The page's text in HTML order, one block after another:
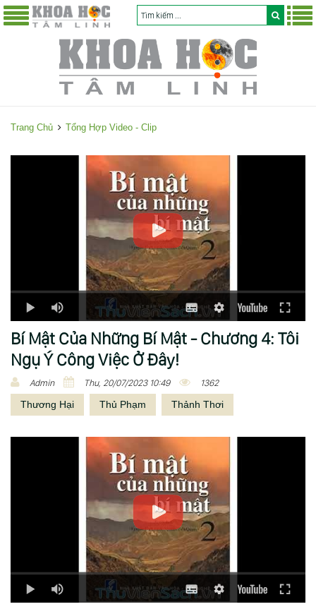
Trang Chủ Tổng Hợp Video - Clip
i
d
e
o
l
Bí Mật Của Những Bí Mật - Chương 4: Tôi
Ngụ Ý Công Việc Ở Đây!
Admin Thu, 20/07/2023 10:49 1362
Thương Hại Thủ Phạm Thảnh Thơi